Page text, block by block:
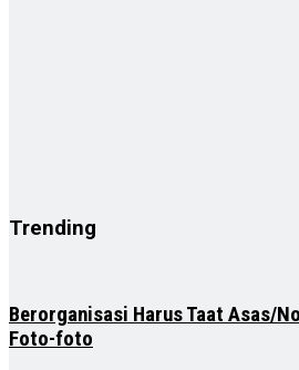
Trending
Berorganisasi Harus Taat Asas/
Foto-foto